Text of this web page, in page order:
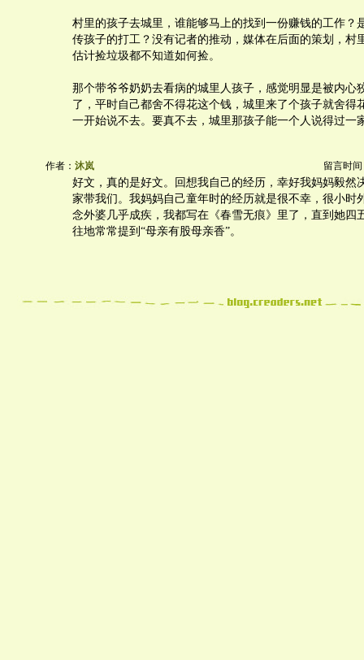
村里的孩子去城里，谁能够马上的找到一份赚钱的工作？
传孩子的打工？没有记者的推动，媒体在后面的策划，村
估计捡垃圾都不知道如何捡。
那个带爷爷奶奶去看病的城里人孩子，感觉明显是被内心
了，平时自己都舍不得花这个钱，城里来了个孩子就舍得
一开始说不去。要真不去，城里那孩子能一个人说得过一
作者： 沐岚 留言时间
好文，真的是好文。回想我自己的经历，幸好我妈妈毅然
家带我们。我妈妈自己童年时的经历就是很不幸，很小时
念外婆几乎成疾，我都写在《春雪无痕》里了，直到她四
往地常常提到“母亲有股母亲香”。